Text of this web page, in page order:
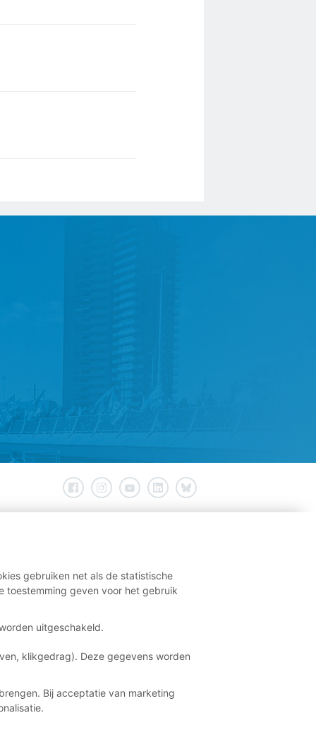
gebruiken net als de statistische
toestemming geven voor het gebruik
uitgeschakeld.
klikgedrag). Deze gegevens worden
Bij acceptatie van marketing